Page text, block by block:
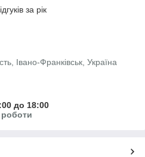
за рік
Івано-Франківськ, Україна
до 18:00
роботи